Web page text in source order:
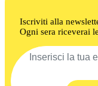
Iscriviti alla
Ogni sera riceverai